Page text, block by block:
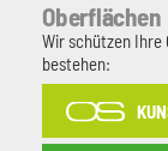
Oberflächen
Wir schützen Ihre
bestehen: